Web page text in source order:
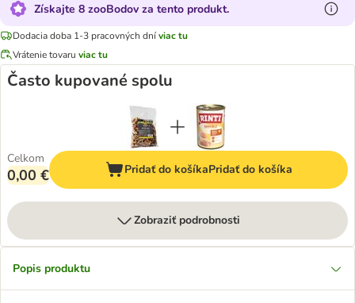
Získajte 8 zooBodov za tento produkt.
Dodacia doba 1-3 pracovných dníviac tu
Vrátenie tovaru viac tu
Často kupované spolu
Celkom
0,00 € Pridať do košíkaPridať do košíka
Zobraziť podrobnosti
Popis produktu